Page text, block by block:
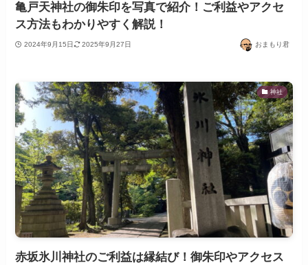
亀戸天神社の御朱印を写真で紹介！ご利益やアクセ
ス方法もわかりやすく解説！
2024年9月15日 2025年9月27日 おまもり君
神社
赤坂氷川神社のご利益は縁結び！御朱印やアクセス